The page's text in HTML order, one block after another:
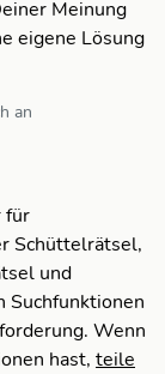
Meinung
eigene Lösung
an
für
Schüttelrätsel,
und
Suchfunktionen
Wenn
hast, teile